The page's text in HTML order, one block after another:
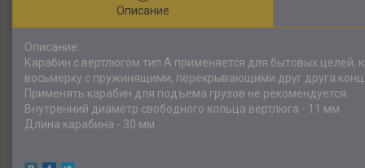
Описание
Описание:
Карабин с вертлюгом тип А применяется для бытовых
восьмерку с пружинящими, перекрывающими друг друга
Применять карабин для подъема грузов не рекомендуется.
Внутренний диаметр свободного кольца вертлюга - 11 мм
Длина карабина - 30 мм